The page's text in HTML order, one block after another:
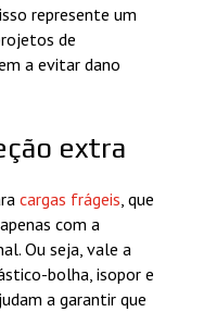
represente um
de
a evitar dano
extra
cargas frágeis, que
com a
Ou seja, vale a
bolha, isopor e
a garantir que